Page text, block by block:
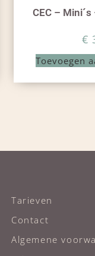
CEC –
€
Toevoegen
Tarieven
Contact
Algemene